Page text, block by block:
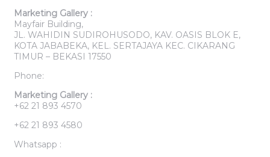
Marketing Gallery :
Mayfair Building,
JL. WAHIDIN SUDIROHUSODO, KAV. OASIS BLOK E,
KOTA JABABEKA, KEL. SERTAJAYA KEC. CIKARANG
TIMUR – BEKASI 17550
Phone:
Marketing Gallery :
+62 21 893 4570
+62 21 893 4580
Whatsapp :